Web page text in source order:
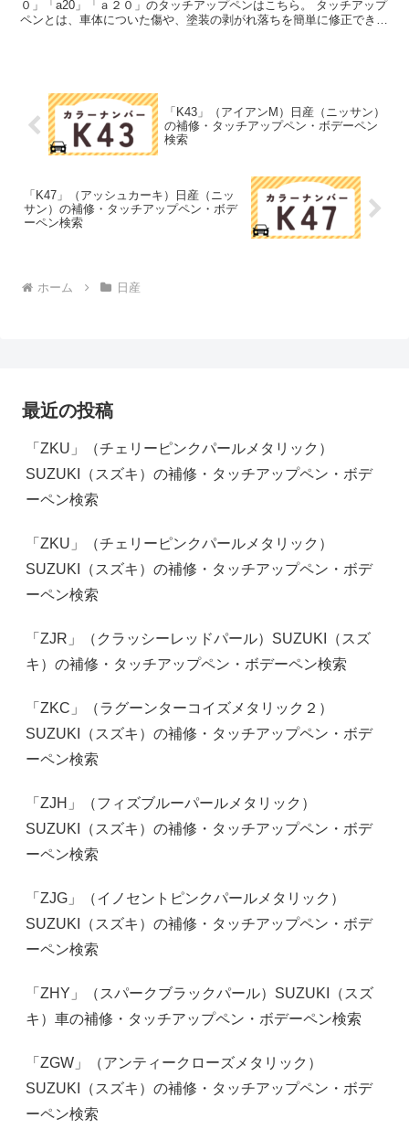
０」「a20」「ａ２０」のタッチアップペンはこちら。 タッチアップ
ペンとは、車体についた傷や、塗装の剥がれ落ちを簡単に修正できる
「K43」（アイアンM）日産（ニッサン）
の補修・タッチアップペン・ボデーペン
検索
「K47」（アッシュカーキ）日産（ニッ
サン）の補修・タッチアップペン・ボデ
ーペン検索
ホーム 日産
最近の投稿
「ZKU」（チェリーピンクパールメタリック）
SUZUKI（スズキ）の補修・タッチアップペン・ボデ
ーペン検索
「ZKU」（チェリーピンクパールメタリック）
SUZUKI（スズキ）の補修・タッチアップペン・ボデ
ーペン検索
「ZJR」（クラッシーレッドパール）SUZUKI（スズ
キ）の補修・タッチアップペン・ボデーペン検索
「ZKC」（ラグーンターコイズメタリック２）
SUZUKI（スズキ）の補修・タッチアップペン・ボデ
ーペン検索
「ZJH」（フィズブルーパールメタリック）
SUZUKI（スズキ）の補修・タッチアップペン・ボデ
ーペン検索
「ZJG」（イノセントピンクパールメタリック）
SUZUKI（スズキ）の補修・タッチアップペン・ボデ
ーペン検索
「ZHY」（スパークブラックパール）SUZUKI（スズ
キ）車の補修・タッチアップペン・ボデーペン検索
「ZGW」（アンティークローズメタリック）
SUZUKI（スズキ）の補修・タッチアップペン・ボデ
ーペン検索